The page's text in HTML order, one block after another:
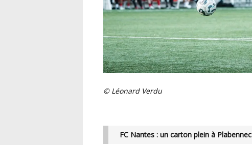
© Léonard Verdu
FC Nantes : un carton plein à Plabennec